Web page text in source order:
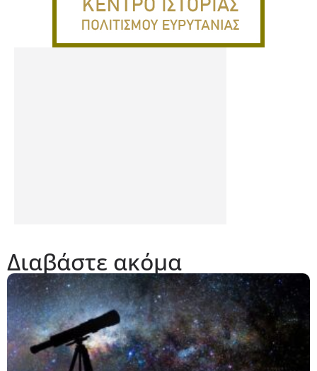
Διαβάστε ακόμα